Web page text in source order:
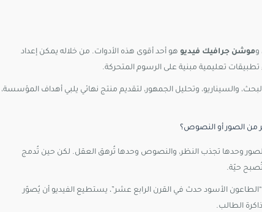
وموشن جرافيك فيديو هو أحد أقوى هذه الأدوات. من خلاله يمكن إعداد
تطبيقات تعليمية مبنية على الرسوم المتحركة.
والسيناريو، وتحليل الجمهور، لتقديم منتج نهائي يلبي أهداف المؤسسة،
من الصورأو النصوص؟
وحدها تجذب النظر، والنصوص وحدها تُرهق العقل. لكن حين تُدمج
تُصبح حيّة.
الطاعون الأسود حدث في القرن الرابع عشر”، يستطيع الفيديو أن يُصوّر
ذاكرة الطالب.